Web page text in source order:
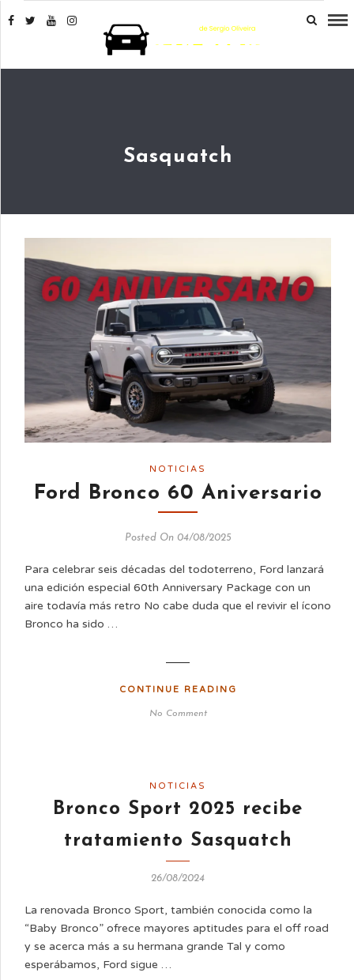
Sasquatch
NOTICIAS
Ford Bronco 60 Aniversario
Posted On 04/08/2025
Para celebrar seis décadas del todoterreno, Ford lanzará
una edición especial 60th Anniversary Package con un
aire todavía más retro No cabe duda que el revivir el ícono
Bronco ha sido …
CONTINUE READING
No Comment
NOTICIAS
Bronco Sport 2025 recibe
tratamiento Sasquatch
26/08/2024
La renovada Bronco Sport, también conocida como la
“Baby Bronco” ofrece mayores aptitudes para el off road
y se acerca más a su hermana grande Tal y como
esperábamos, Ford sigue …